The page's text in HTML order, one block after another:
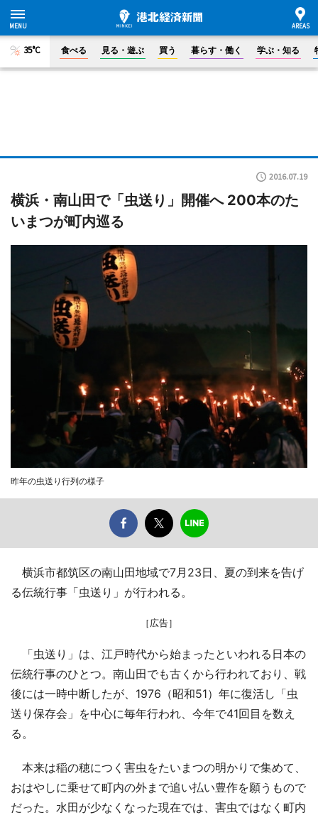
35°C 食べる 見る・遊ぶ 買う 暮らす・働く 学ぶ・知る
2016.07.19
横浜・南山田で「虫送り」開催へ 200本のた
いまつが町内巡る
昨年の虫送り行列の様子
横浜市都筑区の南山田地域で7月23日、夏の到来を告げ
る伝統行事「虫送り」が行われる。
［広告］
「虫送り」は、江戸時代から始まったといわれる日本の
伝統行事のひとつ。南山田でも古くから行われており、戦
後には一時中断したが、1976（昭和51）年に復活し「虫
送り保存会」を中心に毎年行われ、今年で41回目を数え
る。
本来は稲の穂につく害虫をたいまつの明かりで集めて、
おはやしに乗せて町内の外まで追い払い豊作を願うもので
だった。水田が少なくなった現在では、害虫ではなく町内